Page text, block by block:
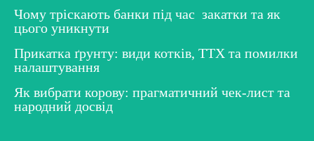
Чому тріскають банки під час закатки та як
цього уникнути
Прикатка ґрунту: види котків, ТТХ та помилки
налаштування
Як вибрати корову: прагматичний чек-лист та
народний досвід